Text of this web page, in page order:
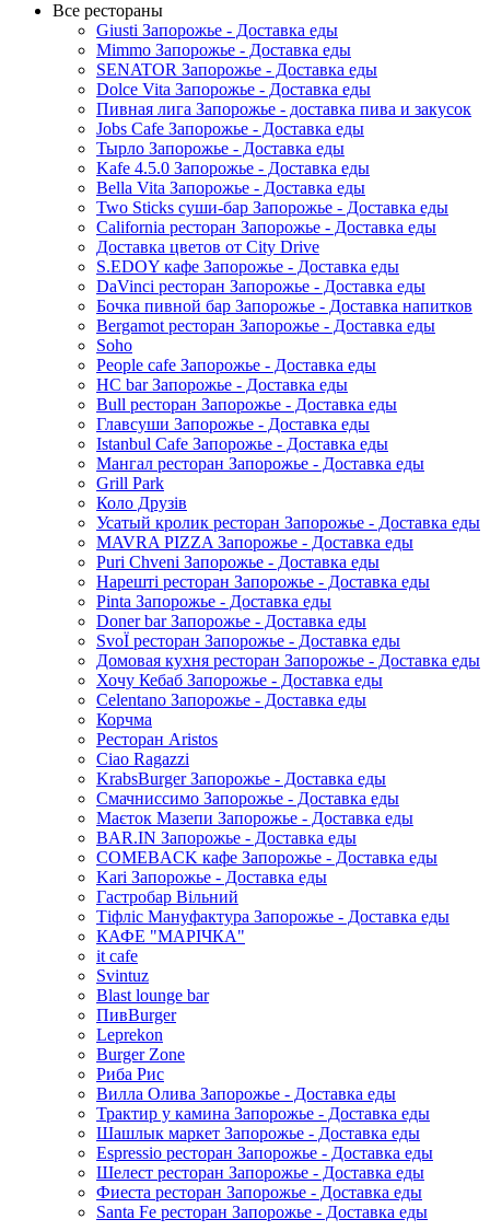
Все рестораны
Giusti Запорожье - Доставка еды
Mimmo Запорожье - Доставка еды
SENATOR Запорожье - Доставка еды
Dolce Vita Запорожье - Доставка еды
Пивная лига Запорожье - доставка пива и закусок
Jobs Cafe Запорожье - Доставка еды
Тырло Запорожье - Доставка еды
Kafe 4.5.0 Запорожье - Доставка еды
Bella Vita Запорожье - Доставка еды
Two Sticks суши-бар Запорожье - Доставка еды
California ресторан Запорожье - Доставка еды
Доставка цветов от City Drive
S.EDOY кафе Запорожье - Доставка еды
DaVinci ресторан Запорожье - Доставка еды
Бочка пивной бар Запорожье - Доставка напитков
Bergamot ресторан Запорожье - Доставка еды
Soho
People cafe Запорожье - Доставка еды
HC bar Запорожье - Доставка еды
Bull ресторан Запорожье - Доставка еды
Главсуши Запорожье - Доставка еды
Istanbul Cafe Запорожье - Доставка еды
Мангал ресторан Запорожье - Доставка еды
Grill Park
Коло Друзів
Усатый кролик ресторан Запорожье - Доставка еды
MAVRA PIZZA Запорожье - Доставка еды
Puri Chveni Запорожье - Доставка еды
Нарешті ресторан Запорожье - Доставка еды
Pinta Запорожье - Доставка еды
Doner bar Запорожье - Доставка еды
SvoЇ ресторан Запорожье - Доставка еды
Домовая кухня ресторан Запорожье - Доставка еды
Хочу Кебаб Запорожье - Доставка еды
Celentano Запорожье - Доставка еды
Корчма
Ресторан Aristos
Ciao Ragazzi
KrabsBurger Запорожье - Доставка еды
Смачниссимо Запорожье - Доставка еды
Маєток Мазепи Запорожье - Доставка еды
BAR.IN Запорожье - Доставка еды
COMEBACK кафе Запорожье - Доставка еды
Kari Запорожье - Доставка еды
Гастробар Вільний
Тіфліс Мануфактура Запорожье - Доставка еды
КАФЕ "МАРІЧКА"
it cafe
Svintuz
Blast lounge bar
ПивBurger
Leprekon
Burger Zone
Риба Рис
Вилла Олива Запорожье - Доставка еды
Трактир у камина Запорожье - Доставка еды
Шашлык маркет Запорожье - Доставка еды
Espressio ресторан Запорожье - Доставка еды
Шелест ресторан Запорожье - Доставка еды
Фиеста ресторан Запорожье - Доставка еды
Santa Fe ресторан Запорожье - Доставка еды